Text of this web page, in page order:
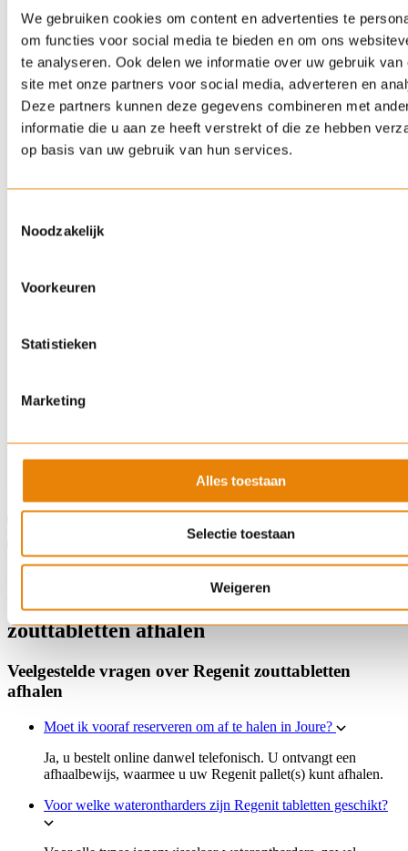
We gebruiken cookies om content en advertenties te
om functies voor social media te bieden en om ons
te analyseren. Ook delen we informatie over uw gebruik van
site met onze partners voor social media, adverteren en
Deze partners kunnen deze gegevens combineren met
informatie die u aan ze heeft verstrekt of die ze hebben
op basis van uw gebruik van hun services.
Noodzakelijk
Voorkeuren
Statistieken
Marketing
Alles toestaan
Selectie toestaan
Weigeren
inladen. Afrekenen doet u vooraf online of achteraf op
rekening (zakelijke klant).
Regenit onthardingszout tabletten - pallet 40x25 kg AFHALEN
Bestel
Veelgestelde vragen over Regenit
zouttabletten afhalen
Veelgestelde vragen over Regenit zouttabletten
afhalen
Moet ik vooraf reserveren om af te halen in Joure?
Ja, u bestelt online danwel telefonisch. U ontvangt een
afhaalbewijs, waarmee u uw Regenit pallet(s) kunt afhalen.
Voor welke waterontharders zijn Regenit tabletten geschikt?